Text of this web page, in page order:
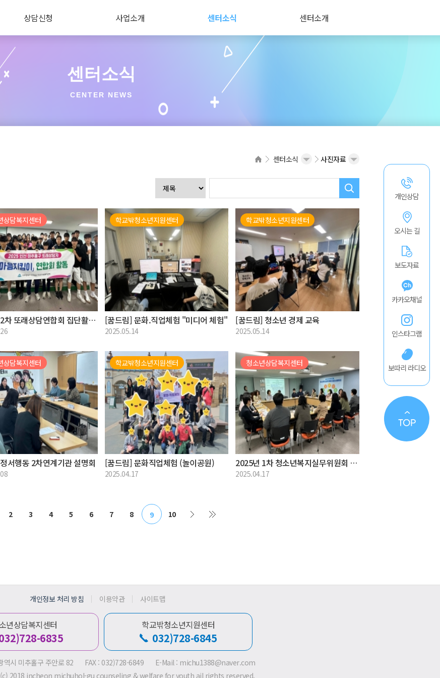
상담신청 사업소개 센터소식 센터소개
개인상담
오시는 길
보도자료
카카오채널
인스타그램
보따리 라디오
센터소식
CENTER NEWS
센터소식 사진자료
상담복지센터
2025년 2차 또래상담연합회 집단활동 실시
학교밖청소년지원센터
[꿈드림] 문화.직업체험 "미디어 체험"
2025.05.14
학교밖청소년지원센터
[꿈드림] 청소년 경제 교육
2025.05.14
상담복지센터
서행동 2차연계기관 설명회
학교밖청소년지원센터
[꿈드림] 문화직업체험 (놀이공원)
2025.04.17
청소년상담복지센터
2025년 1차 청소년복지실무위원회 실시
2025.04.17
2 3 4 5 6 7 8 9 10
개인정보 처리 방침 이용약관 사이트맵
년상담복지센터
6835
학교밖청소년지원센터
032)728-6845
역시 미추홀구 주안로 82 FAX : 032)728-6849
E-Mail : michu1388@naver.com
(c) 2018 incheon michuhol-gu counseling & welfare for youth ail rights reserved.